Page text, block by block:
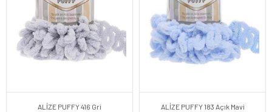
ALİZE PUFFY 416 Gri ALİZE PUFFY 183 Açık Mavi